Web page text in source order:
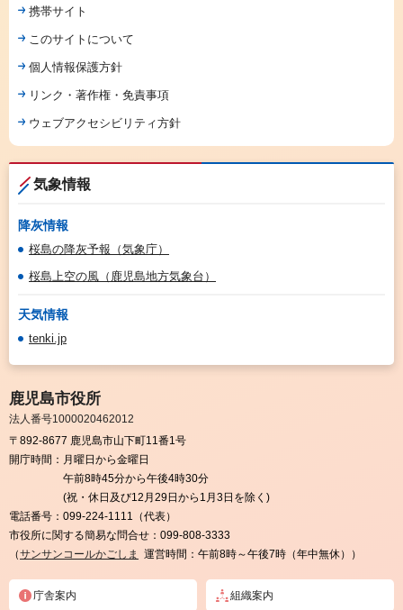
携帯サイト
このサイトについて
個人情報保護方針
リンク・著作権・免責事項
ウェブアクセシビリティ方針
気象情報
降灰情報
桜島の降灰予報（気象庁）
桜島上空の風（鹿児島地方気象台）
天気情報
tenki.jp
鹿児島市役所
法人番号1000020462012
〒892-8677 鹿児島市山下町11番1号
開庁時間： 月曜日から金曜日
午前8時45分から午後4時30分
(祝・休日及び12月29日から1月3日を除く)
電話番号： 099-224-1111（代表）
市役所に関する簡易な問合せ： 099-808-3333
（サンサンコールかごしま 運営時間：午前8時～午後7時（年中無休））
庁舎案内 組織案内